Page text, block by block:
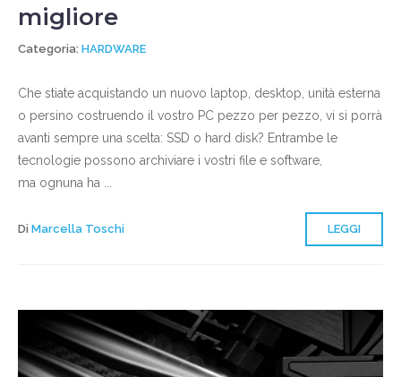
migliore
Categoria: HARDWARE
Che stiate acquistando un nuovo laptop, desktop, unità esterna
o persino costruendo il vostro PC pezzo per pezzo, vi si porrà
avanti sempre una scelta: SSD o hard disk? Entrambe le
tecnologie possono archiviare i vostri file e software,
ma ognuna ha ...
Di Marcella Toschi LEGGI